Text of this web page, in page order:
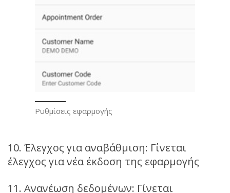
Ρυθμίσεις εφαρμογής
10. Έλεγχος για αναβάθμιση: Γίνεται
έλεγχος για νέα έκδοση της εφαρμογής
11. Ανανέωση δεδομένων: Γίνεται